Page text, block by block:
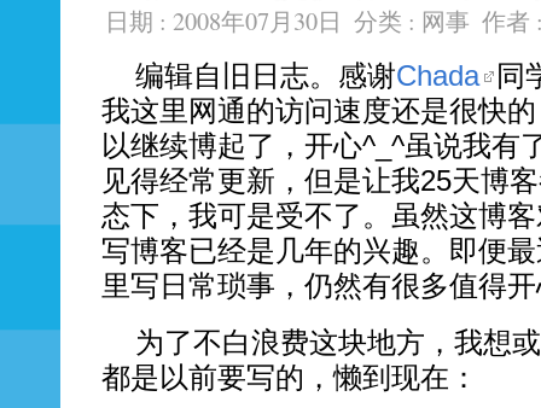
日期 : 2008年07月30日 分类 : 网事 作者
编辑自旧日志。感谢Chada
同
我这里网通的访问速度还是很快
以继续博起了，开心^_^虽说我有
见得经常更新，但是让我25天博
态下，我可是受不了。虽然这博
写博客已经是几年的兴趣。即便
里写日常琐事，仍然有很多值得
为了不白浪费这块地方，我想
都是以前要写的，懒到现在：